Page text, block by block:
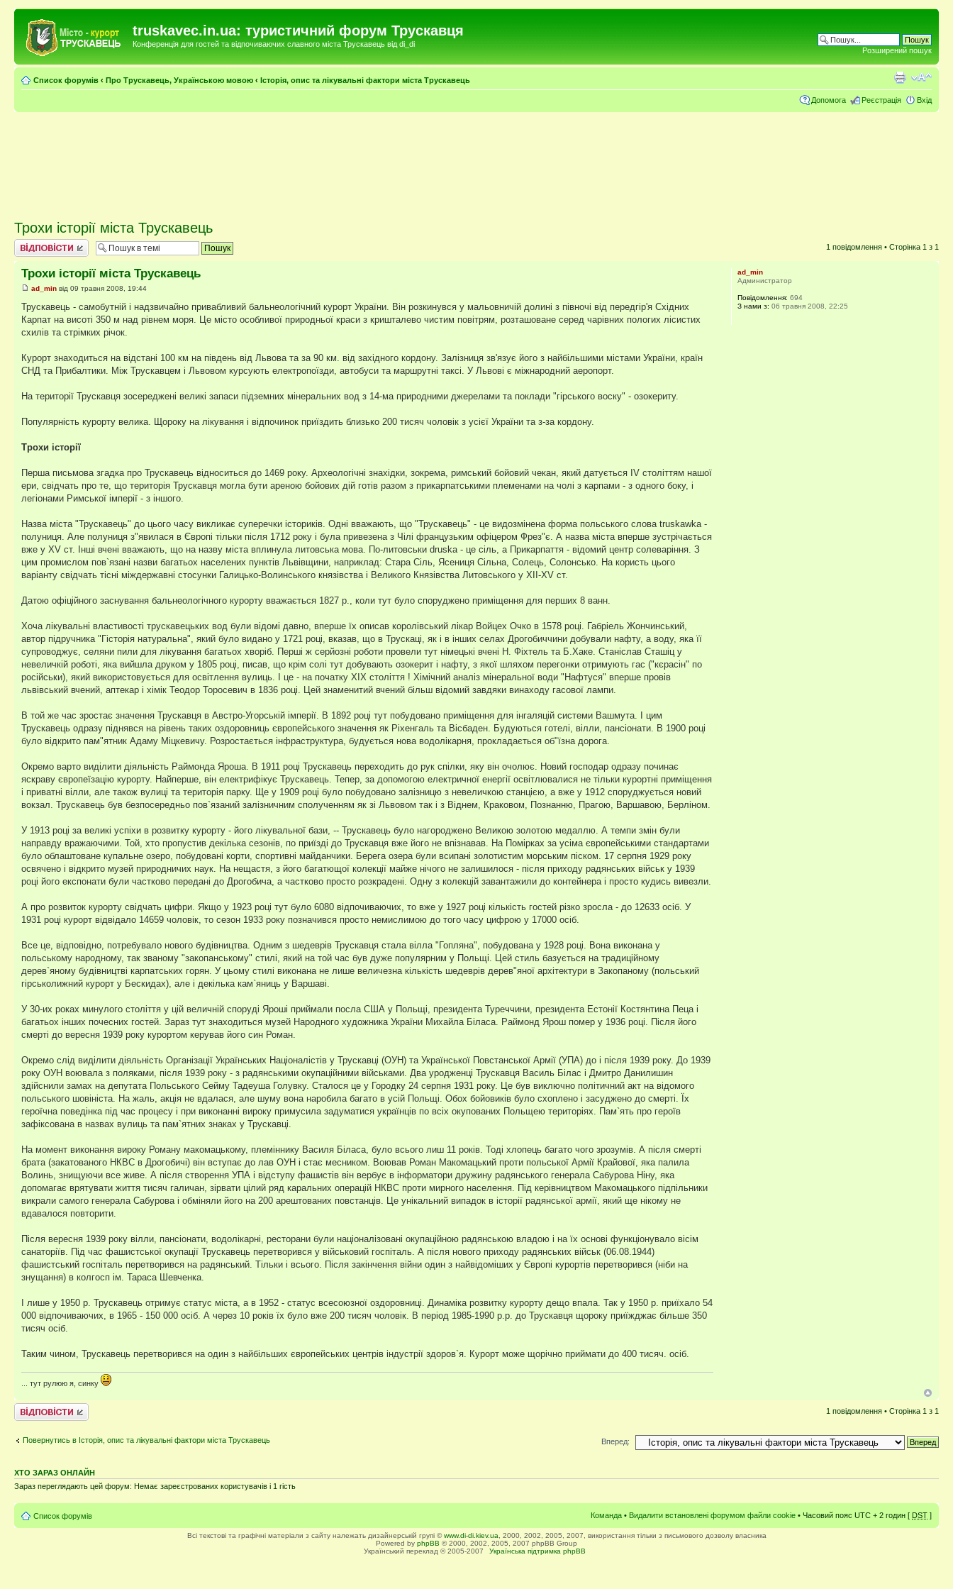
truskavec.in.ua: туристичний форум Трускавця
Конференція для гостей та відпочиваючих славного міста Трускавець від di_di
Розширений пошук
Список форумів ‹ Про Трускавець, Українською мовою ‹ Історія, опис та лікувальні фактори міста Трускавець
Допомога Реєстрація Вхід
Трохи історії міста Трускавець
Відповісти 1 повідомлення • Сторінка 1 з 1
Трохи історії міста Трускавець
ad_min від 09 травня 2008, 19:44
Трускавець - самобутній і надзвичайно привабливий бальнеологічний курорт України. Він розкинувся у мальовничій долині з півночі від передгір'я Східних
Карпат на висоті 350 м над рівнем моря. Це місто особливої природньої краси з кришталево чистим повітрям, розташоване серед чарівних пологих лісистих
схилів та стрімких річок.
Курорт знаходиться на відстані 100 км на південь від Львова та за 90 км. від західного кордону. Залізниця зв'язує його з найбільшими містами України, країн
СНД та Прибалтики. Між Трускавцем і Львовом курсують електропоїзди, автобуси та маршрутні таксі. У Львові є міжнародний аеропорт.
На території Трускавця зосереджені великі запаси підземних мінеральних вод з 14-ма природними джерелами та поклади "гірського воску" - озокериту.
Популярність курорту велика. Щороку на лікування і відпочинок приїздить близько 200 тисяч чоловік з усієї України та з-за кордону.
Трохи історії
Перша письмова згадка про Трускавець відноситься до 1469 року. Археологічні знахідки, зокрема, римський бойовий чекан, який датується ІV століттям нашої
ери, свідчать про те, що територія Трускавця могла бути ареною бойових дій готів разом з прикарпатськими племенами на чолі з карпами - з одного боку, і
легіонами Римської імперії - з іншого.
Назва міста "Трускавець" до цього часу викликає суперечки істориків. Одні вважають, що "Трускавець" - це видозмінена форма польського слова truskawka -
полуниця. Але полуниця з"явилася в Європі тільки після 1712 року і була привезена з Чілі французьким офіцером Фрез"є. А назва міста вперше зустрічається
вже у XV ст. Інші вчені вважають, що на назву міста вплинула литовська мова. По-литовськи druska - це сіль, а Прикарпаття - відомий центр солеваріння. З
цим промислом пов`язані назви багатьох населених пунктів Львівщини, наприклад: Стара Сіль, Ясениця Сільна, Солець, Солонсько. На користь цього
варіанту свідчать тісні міждержавні стосунки Галицько-Волинського князівства і Великого Князівства Литовського у XII-XV ст.
Датою офіційного заснування бальнеологічного курорту вважається 1827 р., коли тут було споруджено приміщення для перших 8 ванн.
Хоча лікувальні властивості трускавецьких вод були відомі давно, вперше їх описав королівський лікар Войцех Очко в 1578 році. Габріель Жончинський,
автор підручника "Гісторія натуральна", який було видано у 1721 році, вказав, що в Трускаці, як і в інших селах Дрогобиччини добували нафту, а воду, яка її
супроводжує, селяни пили для лікування багатьох хворіб. Перші ж серйозні роботи провели тут німецькі вчені Н. Фіхтель та Б.Хаке. Станіслав Сташіц у
невеличкій роботі, яка вийшла друком у 1805 році, писав, що крім солі тут добувають озокерит і нафту, з якої шляхом перегонки отримують гас ("кєрасін" по
російськи), який використовується для освітлення вулиць. І це - на початку XIX століття ! Хімічний аналіз мінеральної води "Нафтуся" вперше провів
львівський вчений, аптекар і хімік Теодор Торосевич в 1836 році. Цей знаменитий вчений більш відомий завдяки винаходу гасової лампи.
В той же час зростає значення Трускавця в Австро-Угорській імперії. В 1892 році тут побудовано приміщення для інгаляцій системи Вашмута. І цим
Трускавець одразу піднявся на рівень таких оздоровниць європейського значення як Ріхенгаль та Вісбаден. Будуються готелі, вілли, пансіонати. В 1900 році
було відкрито пам"ятник Адаму Міцкевичу. Розростається інфраструктура, будується нова водолікарня, прокладається об"їзна дорога.
Окремо варто виділити діяльність Раймонда Яроша. В 1911 році Трускавець переходить до рук спілки, яку він очолює. Новий господар одразу починає
яскраву європеїзацію курорту. Найперше, він електрифікує Трускавець. Тепер, за допомогою електричної енергії освітлювалися не тільки курортні приміщення
і приватні вілли, але також вулиці та територія парку. Ще у 1909 році було побудовано залізницю з невеличкою станцією, а вже у 1912 споруджується новий
вокзал. Трускавець був безпосередньо пов`язаний залізничним сполученням як зі Львовом так і з Віднем, Краковом, Познанню, Прагою, Варшавою, Берліном.
У 1913 році за великі успіхи в розвитку курорту - його лікувальної бази, -- Трускавець було нагороджено Великою золотою медаллю. А темпи змін були
направду вражаючими. Той, хто пропустив декілька сезонів, по приїзді до Трускавця вже його не впізнавав. На Помірках за усіма європейськими стандартами
було облаштоване купальне озеро, побудовані корти, спортивні майданчики. Берега озера були всипані золотистим морським піском. 17 серпня 1929 року
освячено і відкрито музей природничих наук. На нещастя, з його багатющої колекції майже нічого не залишилося - після приходу радянських військ у 1939
році його експонати були частково передані до Дрогобича, а частково просто розкрадені. Одну з колекцій завантажили до контейнера і просто кудись вивезли.
А про розвиток курорту свідчать цифри. Якщо у 1923 році тут було 6080 відпочиваючих, то вже у 1927 році кількість гостей різко зросла - до 12633 осіб. У
1931 році курорт відвідало 14659 чоловік, то сезон 1933 року позначився просто немислимою до того часу цифрою у 17000 осіб.
Все це, відповідно, потребувало нового будівництва. Одним з шедеврів Трускавця стала вілла "Гопляна", побудована у 1928 році. Вона виконана у
польському народному, так званому "закопанському" стилі, який на той час був дуже популярним у Польщі. Цей стиль базується на традиційному
дерев`яному будівництві карпатських горян. У цьому стилі виконана не лише величезна кількість шедеврів дерев"яної архітектури в Закопаному (польський
гірськолижний курорт у Бескидах), але і декілька кам`яниць у Варшаві.
У 30-их роках минулого століття у цій величній споруді Яроші приймали посла США у Польщі, президента Туреччини, президента Естонії Костянтина Пеца і
багатьох інших почесних гостей. Зараз тут знаходиться музей Народного художника України Михайла Біласа. Раймонд Ярош помер у 1936 році. Після його
смерті до вересня 1939 року курортом керував його син Роман.
Окремо слід виділити діяльність Організації Українських Націоналістів у Трускавці (ОУН) та Української Повстанської Армії (УПА) до і після 1939 року. До 1939
року ОУН воювала з поляками, після 1939 року - з радянськими окупаційними військами. Два уродженці Трускавця Василь Білас і Дмитро Данилишин
здійснили замах на депутата Польського Сейму Тадеуша Голувку. Сталося це у Городку 24 серпня 1931 року. Це був виключно політичний акт на відомого
польського шовініста. На жаль, акція не вдалася, але шуму вона наробила багато в усій Польщі. Обох бойовиків було схоплено і засуджено до смерті. Їх
героїчна поведінка під час процесу і при виконанні вироку примусила задуматися українців по всіх окупованих Польщею територіях. Пам`ять про героїв
зафіксована в назвах вулиць та пам`ятних знаках у Трускавці.
На момент виконання вироку Роману макомацькому, племіннику Василя Біласа, було всього лиш 11 років. Тоді хлопець багато чого зрозумів. А після смерті
брата (закатованого НКВС в Дрогобичі) він вступає до лав ОУН і стає месником. Воював Роман Макомацький проти польської Армії Крайової, яка палила
Волинь, знищуючи все живе. А після створення УПА і відступу фашистів він вербує в інформатори дружину радянського генерала Сабурова Ніну, яка
допомагає врятувати життя тисяч галичан, зірвати цілий ряд каральних операцій НКВС проти мирного населення. Під керівництвом Макомацького підпільники
викрали самого генерала Сабурова і обміняли його на 200 арештованих повстанців. Це унікальний випадок в історії радянської армії, який ще нікому не
вдавалося повторити.
Після вересня 1939 року вілли, пансіонати, водолікарні, ресторани були націоналізовані окупаційною радянською владою і на їх основі функціонувало вісім
санаторіїв. Під час фашистської окупації Трускавець перетворився у військовий госпіталь. А після нового приходу радянських військ (06.08.1944)
фашистський госпіталь перетворився на радянський. Тільки і всього. Після закінчення війни один з найвідоміших у Європі курортів перетворився (ніби на
знущання) в колгосп ім. Тараса Шевченка.
І лише у 1950 р. Трускавець отримує статус міста, а в 1952 - статус всесоюзної оздоровниці. Динаміка розвитку курорту дещо впала. Так у 1950 р. приїхало 54
000 відпочиваючих, в 1965 - 150 000 осіб. А через 10 років їх було вже 200 тисяч чоловік. В період 1985-1990 р.р. до Трускавця щороку приїжджає більше 350
тисяч осіб.
Таким чином, Трускавець перетворився на один з найбільших європейських центрів індустрії здоров`я. Курорт може щорічно приймати до 400 тисяч. осіб.
... тут рулюю я, синку
ad_min
Администратор
Повідомлення: 694
З нами з: 06 травня 2008, 22:25
Відповісти 1 повідомлення • Сторінка 1 з 1
Повернутись в Історія, опис та лікувальні фактори міста Трускавець Вперед:
ХТО ЗАРАЗ ОНЛАЙН
Зараз переглядають цей форум: Немає зареєстрованих користувачів і 1 гість
Список форумів Команда • Видалити встановлені форумом файли cookie • Часовий пояс UTC + 2 годин [ DST ]
Всі текстові та графічні матеріали з сайту належать дизайнерській групі ©www.di-di.kiev.ua , 2000, 2002, 2005, 2007, використання тільки з письмового дозволу власника
Powered by phpBB © 2000, 2002, 2005, 2007 phpBB Group
Український переклад © 2005-2007
Українська підтримка phpBB